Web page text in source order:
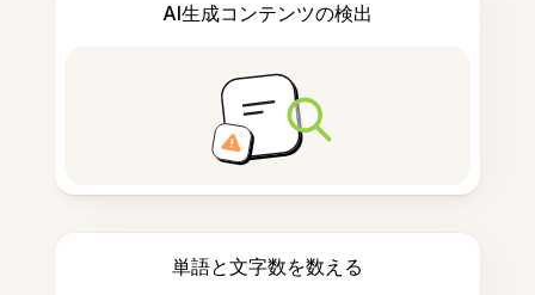
AI生成コンテンツの検出
単語と文字数を数える